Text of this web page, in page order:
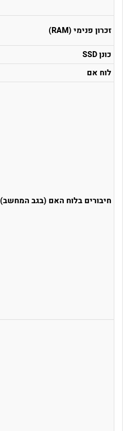
זכרון פנימי (RAM)
כונן SSD
לוח אם
חיבורים בלוח האם (בגב המחשב)